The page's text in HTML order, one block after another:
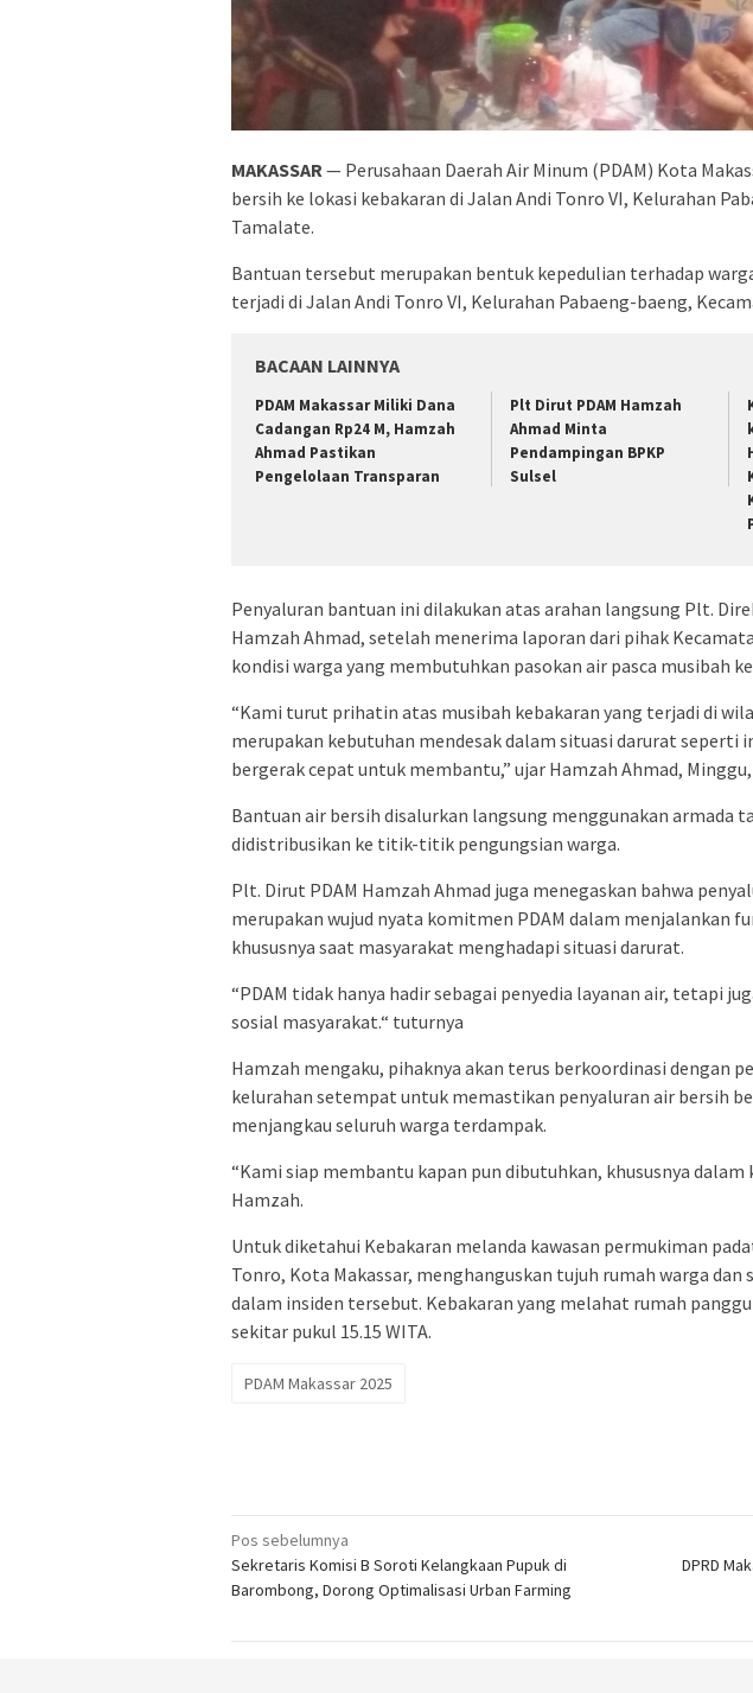
MAKASSAR— Perusahaan Daerah Air Minum (PDAM) Kota
bersih ke lokasi kebakaran di Jalan Andi Tonro VI, Kelurahan
Tamalate.
Bantuan tersebut merupakan bentuk kepedulian terhadap
terjadi di Jalan Andi Tonro VI, Kelurahan Pabaeng-baeng,
BACAAN LAINNYA
PDAM Makassar Miliki Dana
Cadangan Rp24 M, Hamzah
Ahmad Pastikan
Pengelolaan Transparan
Plt Dirut PDAM Hamzah
Ahmad Minta
Pendampingan BPKP
Sulsel
Penyaluran bantuan ini dilakukan atas arahan langsung Plt.
Hamzah Ahmad, setelah menerima laporan dari pihak
kondisi warga yang membutuhkan pasokan air pasca musibah
“Kami turut prihatin atas musibah kebakaran yang terjadi di
merupakan kebutuhan mendesak dalam situasi darurat seperti
bergerak cepat untuk membantu,” ujar Hamzah Ahmad,
Bantuan air bersih disalurkan langsung menggunakan armada
didistribusikan ke titik-titik pengungsian warga.
Plt. Dirut PDAM Hamzah Ahmad juga menegaskan bahwa
merupakan wujud nyata komitmen PDAM dalam menjalankan
khususnya saat masyarakat menghadapi situasi darurat.
“PDAM tidak hanya hadir sebagai penyedia layanan air, tetapi
sosial masyarakat.“ tuturnya
Hamzah mengaku, pihaknya akan terus berkoordinasi dengan
kelurahan setempat untuk memastikan penyaluran air bersih
menjangkau seluruh warga terdampak.
“Kami siap membantu kapan pun dibutuhkan, khususnya dalam
Hamzah.
Untuk diketahui Kebakaran melanda kawasan permukiman
Tonro, Kota Makassar, menghanguskan tujuh rumah warga dan
dalam insiden tersebut. Kebakaran yang melahat rumah
sekitar pukul 15.15 WITA.
PDAM Makassar 2025
Navigasi
pos
Pos sebelumnya
Sekretaris Komisi B Soroti Kelangkaan Pupuk di
Barombong, Dorong Optimalisasi Urban Farming
DPRD